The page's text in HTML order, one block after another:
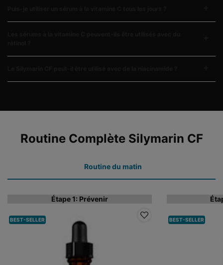
Routine Complète Silymarin CF
Routine du matin
Étape 1: Prévenir
BEST-SELLER BEST-SELLER